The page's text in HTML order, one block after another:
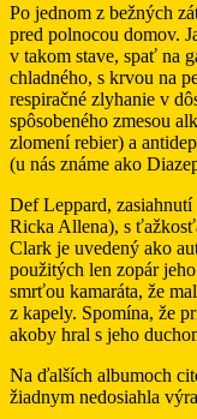
Po jednom z bežných
pred polnocou domov.
v takom stave, spať na
chladného, s krvou na
respiračné zlyhanie v
spôsobeného zmesou
zlomení rebier) a
(u nás známe ako
Def Leppard,
Ricka Allena), s
Clark je uvedený ako
použitých len zopár
smrťou kamaráta, že
z kapely. Spomína, že
akoby hral s jeho
Na ďalších albumoch
žiadnym nedosiahla